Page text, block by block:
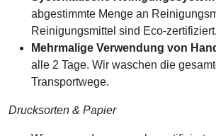
abgestimmte Menge an
Reinigungsmittel sind Eco-zertifiziert.
Mehrmalige Verwendung von
alle 2 Tage. Wir waschen die
Transportwege.
Drucksorten & Papier